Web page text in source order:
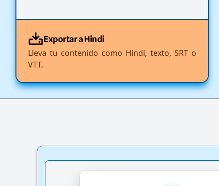
Exportar a Hindi
Lleva tu contenido como Hindi, texto, SRT o
VTT.